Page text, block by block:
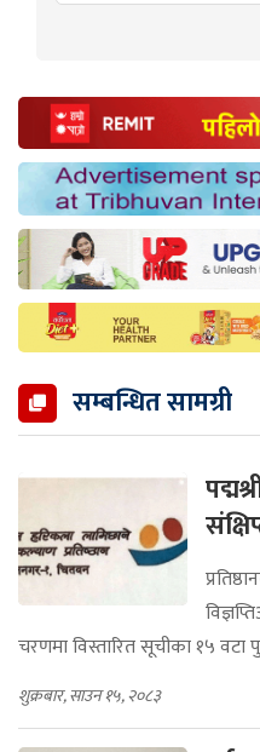
सम्बन्धित सामग्री
चरणमा विस्तारित सूचीका १५ वटा
शुक्रबार, साउन १५, २०८३